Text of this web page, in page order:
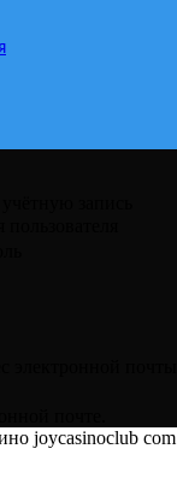
joycasinoclub com